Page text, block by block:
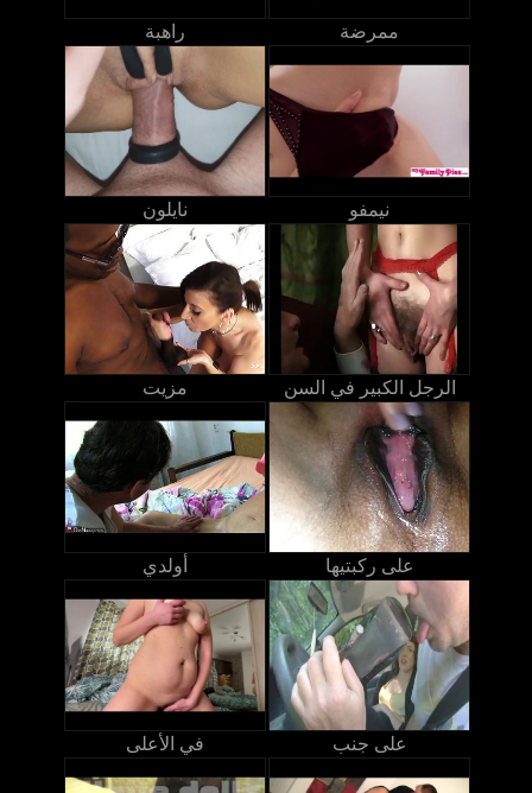
راهبة ممرضة
نايلون نيمفو
مزيت الرجل الكبير في السن
أولدي على ركبتيها
في الأعلى على جنب